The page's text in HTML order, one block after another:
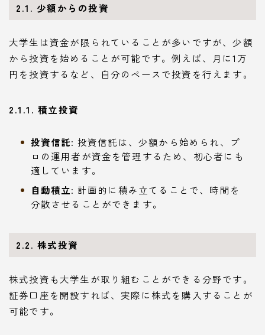
2.1. 少額からの投資
大学生は資金が限られていることが多いですが、少額
から投資を始めることが可能です。例えば、月に1万
円を投資するなど、自分のペースで投資を行えます。
2.1.1. 積立投資
投資信託: 投資信託は、少額から始められ、プ
ロの運用者が資金を管理するため、初心者にも
適しています。
自動積立: 計画的に積み立てることで、時間を
分散させることができます。
2.2. 株式投資
株式投資も大学生が取り組むことができる分野です。
証券口座を開設すれば、実際に株式を購入することが
可能です。